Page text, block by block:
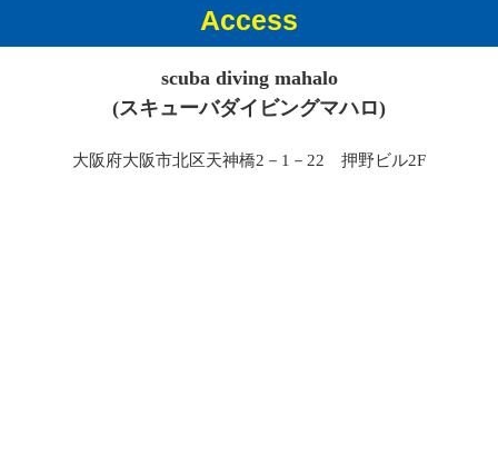
Access
scuba diving mahalo
(スキューバダイビングマハロ)
大阪府大阪市北区天神橋2－1－22 押野ビル2F